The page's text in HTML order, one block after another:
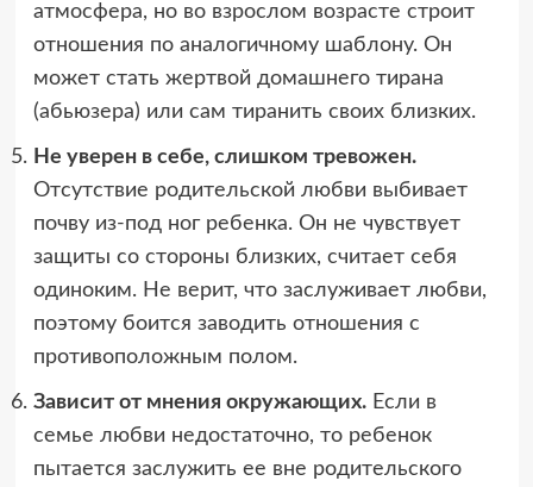
атмосфера, но во взрослом возрасте строит
отношения по аналогичному шаблону. Он
может стать жертвой домашнего тирана
(абьюзера) или сам тиранить своих близких.
Не уверен в себе, слишком тревожен.
Отсутствие родительской любви выбивает
почву из-под ног ребенка. Он не чувствует
защиты со стороны близких, считает себя
одиноким. Не верит, что заслуживает любви,
поэтому боится заводить отношения с
противоположным полом.
Зависит от мнения окружающих.Если в
семье любви недостаточно, то ребенок
пытается заслужить ее вне родительского